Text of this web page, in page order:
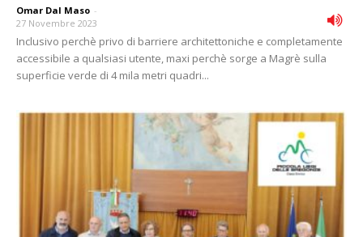
Omar Dal Maso -
27 Novembre 2023
Inclusivo perchè privo di barriere architettoniche e completamente
accessibile a qualsiasi utente, maxi perchè sorge a Magrè sulla
superficie verde di 4 mila metri quadri...